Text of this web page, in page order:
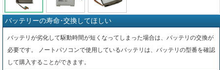
バッテリーの寿命･交換してほしい
バッテリが劣化して駆動時間が短くなってしまった場合は、バッテリの交換が
必要です。 ノートパソコンで使用しているバッテリは、バッテリの型番を確認
して購入することができます。